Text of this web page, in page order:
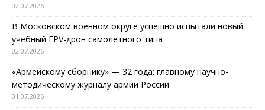
02.07.2026
В Московском военном округе успешно испытали новый
учебный FPV-дрон самолетного типа
02.07.2026
«Армейскому сборнику» — 32 года: главному научно-
методическому журналу армии России
01.07.2026